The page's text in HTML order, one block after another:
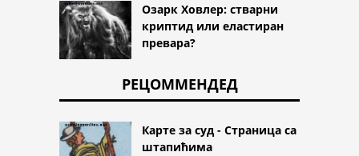
Озарк Ховлер: стварни
криптид или еластиран
превара?
РЕЦОММЕНДЕД
Карте за суд - Страница са
штапићима